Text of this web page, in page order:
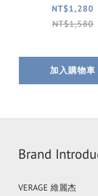
物車/露營車/
(藍)
NT$1,280
NT$1,580
加入購物車
Brand
VERAGE 維麗杰